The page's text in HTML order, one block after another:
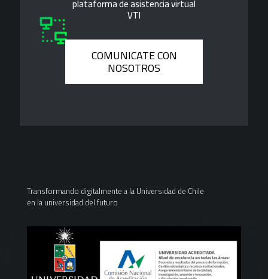
plataforma de asistencia virtual
VTI
COMUNICATE CON
NOSOTROS
Transformando digitalmente a la Universidad de Chile
en la universidad del futuro